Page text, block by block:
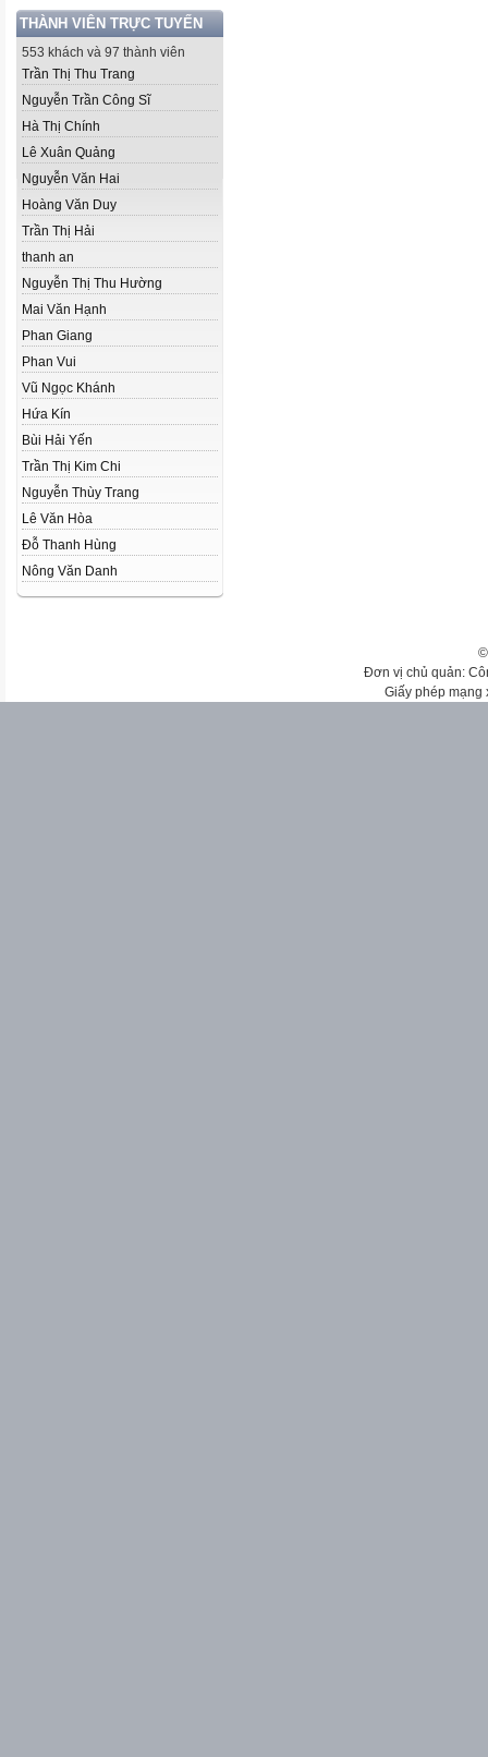
THÀNH VIÊN TRỰC TUYẾN
553 khách và 97 thành viên
Trần Thị Thu Trang
Nguyễn Trần Công Sĩ
Hà Thị Chính
Lê Xuân Quảng
Nguyễn Văn Hai
Hoàng Văn Duy
Trần Thị Hải
thanh an
Nguyễn Thị Thu Hường
Mai Văn Hạnh
Phan Giang
Phan Vui
Vũ Ngọc Khánh
Hứa Kín
Bùi Hải Yến
Trần Thị Kim Chi
Nguyễn Thùy Trang
Lê Văn Hòa
Đỗ Thanh Hùng
Nông Văn Danh
Đơn vị chủ quản:
Giấy phép mạng